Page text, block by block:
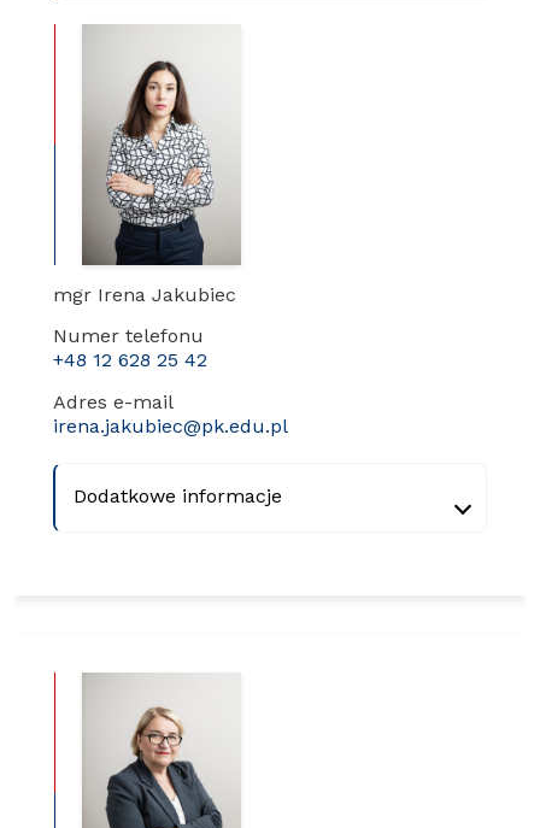
mgr Irena Jakubiec
Numer telefonu
+48 12 628 25 42
Adres e-mail
irena.jakubiec@pk.edu.pl
Dodatkowe informacje